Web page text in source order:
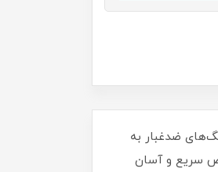
شفت و بلبرینگ‌های ضدغبار به
سریع و آسان